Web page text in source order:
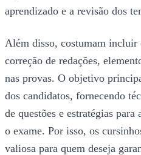
aprendizado e a revisão dos
Além disso, costumam incluir
correção de redações,
nas provas. O objetivo
dos candidatos, fornecendo
de questões e estratégias
o exame. Por isso, os
valiosa para quem deseja